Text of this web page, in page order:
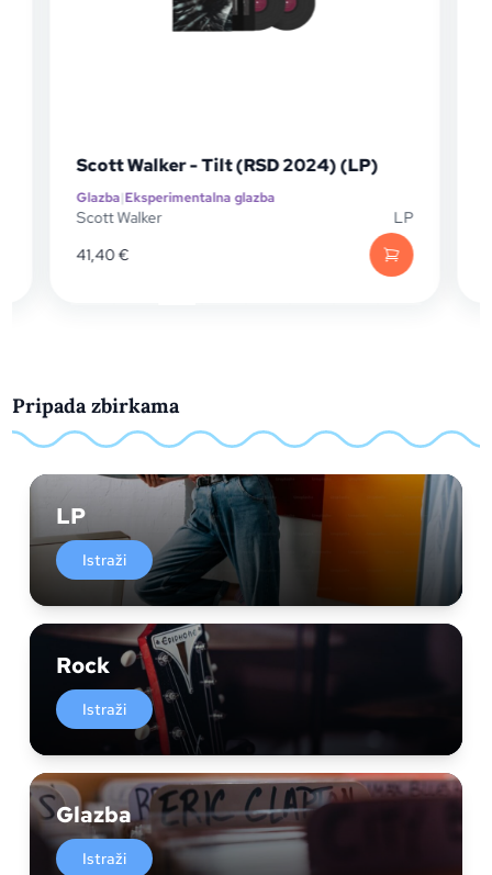
Scott Walker - Tilt (RSD 2024) (LP)
Glazba|Eksperimentalna glazba
Scott Walker
LP
41,40€
Pripada zbirkama
LP
Istraži
Rock
Istraži
Glazba
Istraži